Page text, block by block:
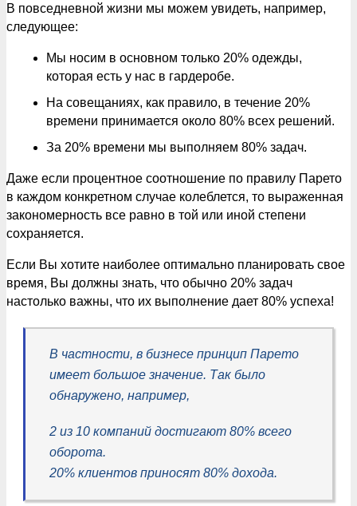
В повседневной жизни мы можем увидеть, например,
следующее:
Мы носим в основном только 20% одежды,
которая есть у нас в гардеробе.
На совещаниях, как правило, в течение 20%
времени принимается около 80% всех решений.
За 20% времени мы выполняем 80% задач.
Даже если процентное соотношение по правилу Парето
в каждом конкретном случае колеблется, то выраженная
закономерность все равно в той или иной степени
сохраняется.
Если Вы хотите наиболее оптимально планировать свое
время, Вы должны знать, что обычно 20% задач
настолько важны, что их выполнение дает 80% успеха!
В частности, в бизнесе принцип Парето
имеет большое значение. Так было
обнаружено, например,
2 из 10 компаний достигают 80% всего
оборота.
20% клиентов приносят 80% дохода.